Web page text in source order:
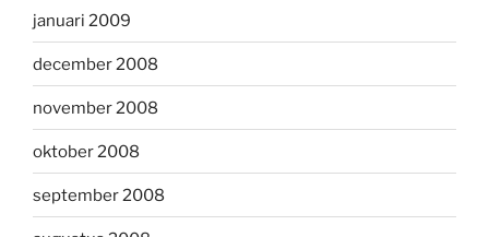
januari 2009
december 2008
november 2008
oktober 2008
september 2008